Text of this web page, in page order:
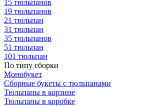
15 тюльпанов
19 тюльпанов
21 тюльпан
31 тюльпан
35 тюльпанов
51 тюльпан
101 тюльпан
По типу сборки
Монобукет
Сборные букеты с тюльпанами
Тюльпаны в корзине
Тюльпаны в коробке